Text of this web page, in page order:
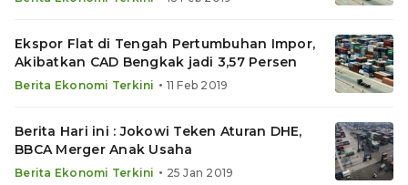
Ekspor Flat di Tengah Pertumbuhan Impor,
Akibatkan CAD Bengkak jadi 3,57 Persen
Berita Ekonomi Terkini • 11 Feb 2019
Berita Hari ini : Jokowi Teken Aturan DHE,
BBCA Merger Anak Usaha
Berita Ekonomi Terkini • 25 Jan 2019